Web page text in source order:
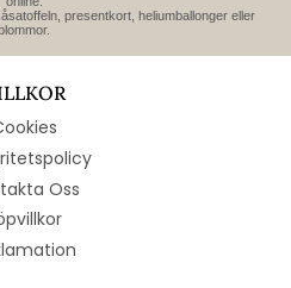
presentkort, heliumballonger eller
blommor.
Oss